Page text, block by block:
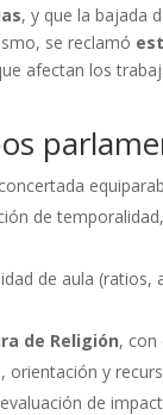
, y que la bajada
se reclamó
afectan los
de
de aula
de Religión, con
orientación y
de